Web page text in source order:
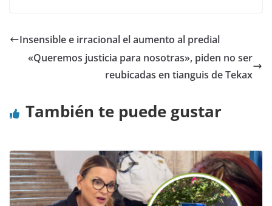
Insensible e irracional el aumento al predial
«Queremos justicia para nosotras», piden no ser
reubicadas en tianguis de Tekax
También te puede gustar